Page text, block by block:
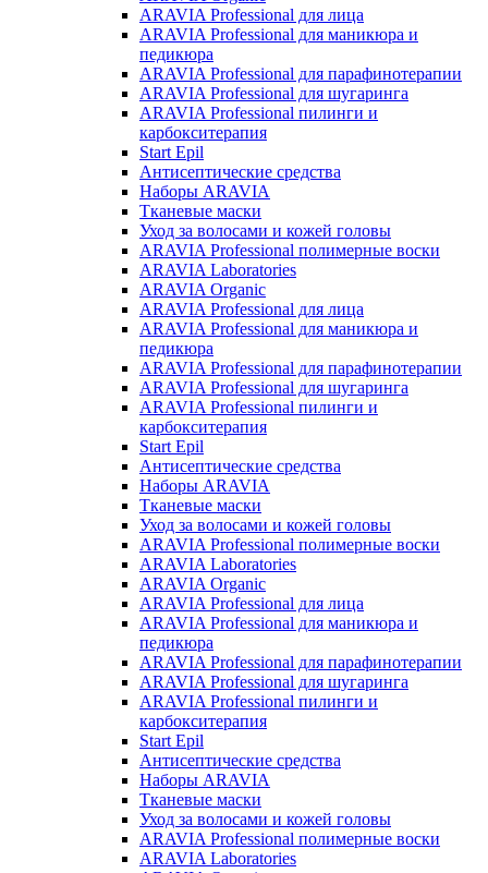
ARAVIA Professional для лица
ARAVIA Professional для маникюра и
педикюра
ARAVIA Professional для парафинотерапии
ARAVIA Professional для шугаринга
ARAVIA Professional пилинги и
карбокситерапия
Start Epil
Антисептические средства
Наборы ARAVIA
Тканевые маски
Уход за волосами и кожей головы
ARAVIA Professional полимерные воски
ARAVIA Laboratories
ARAVIA Organic
ARAVIA Professional для лица
ARAVIA Professional для маникюра и
педикюра
ARAVIA Professional для парафинотерапии
ARAVIA Professional для шугаринга
ARAVIA Professional пилинги и
карбокситерапия
Start Epil
Антисептические средства
Наборы ARAVIA
Тканевые маски
Уход за волосами и кожей головы
ARAVIA Professional полимерные воски
ARAVIA Laboratories
ARAVIA Organic
ARAVIA Professional для лица
ARAVIA Professional для маникюра и
педикюра
ARAVIA Professional для парафинотерапии
ARAVIA Professional для шугаринга
ARAVIA Professional пилинги и
карбокситерапия
Start Epil
Антисептические средства
Наборы ARAVIA
Тканевые маски
Уход за волосами и кожей головы
ARAVIA Professional полимерные воски
ARAVIA Laboratories